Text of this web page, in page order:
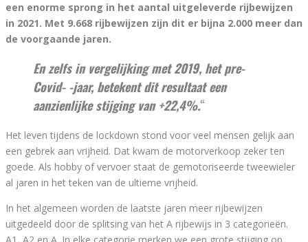
een enorme sprong in het aantal uitgeleverde rijbewijzen
in 2021. Met 9.668 rijbewijzen zijn dit er bijna 2.000 meer dan
de voorgaande jaren.
En zelfs in vergelijking met 2019, het pre-
Covid- -jaar, betekent dit resultaat een
aanzienlijke stijging van +22,4%.“
Het leven tijdens de lockdown stond voor veel mensen gelijk aan
een gebrek aan vrijheid. Dat kwam de motorverkoop zeker ten
goede. Als hobby of vervoer staat de gemotoriseerde tweewieler
al jaren in het teken van de ultieme vrijheid.
In het algemeen worden de laatste jaren meer rijbewijzen
uitgedeeld door de splitsing van het A rijbewijs in 3 categorieën.